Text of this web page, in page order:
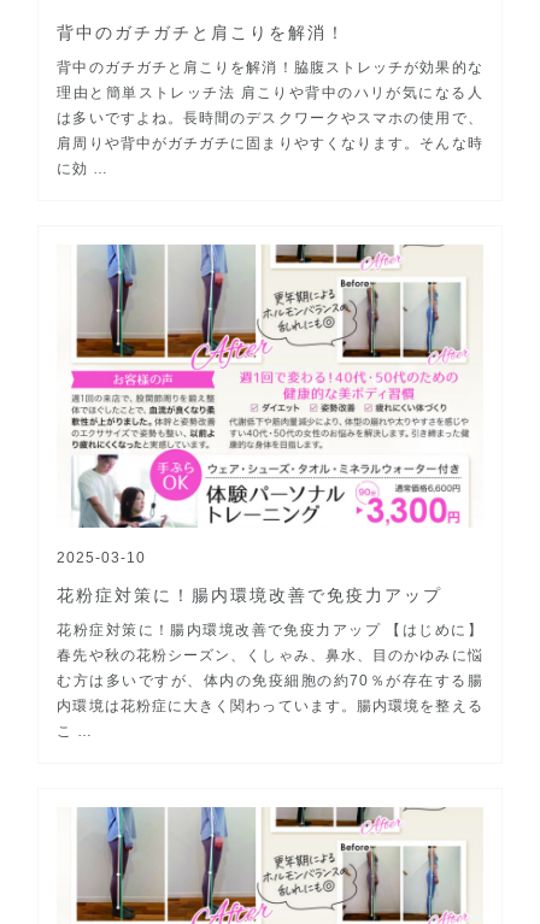
背中のガチガチと肩こりを解消！
背中のガチガチと肩こりを解消！脇腹ストレッチが効果的な
理由と簡単ストレッチ法 肩こりや背中のハリが気になる人
は多いですよね。長時間のデスクワークやスマホの使用で、
肩周りや背中がガチガチに固まりやすくなります。そんな時
に効 …
2025-03-10
花粉症対策に！腸内環境改善で免疫力アップ
花粉症対策に！腸内環境改善で免疫力アップ 【はじめに】
春先や秋の花粉シーズン、くしゃみ、鼻水、目のかゆみに悩
む方は多いですが、体内の免疫細胞の約70％が存在する腸
内環境は花粉症に大きく関わっています。腸内環境を整える
こ …